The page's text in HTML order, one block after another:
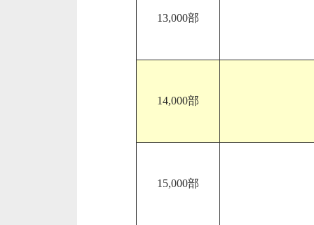
13,000部
14,000部
15,000部